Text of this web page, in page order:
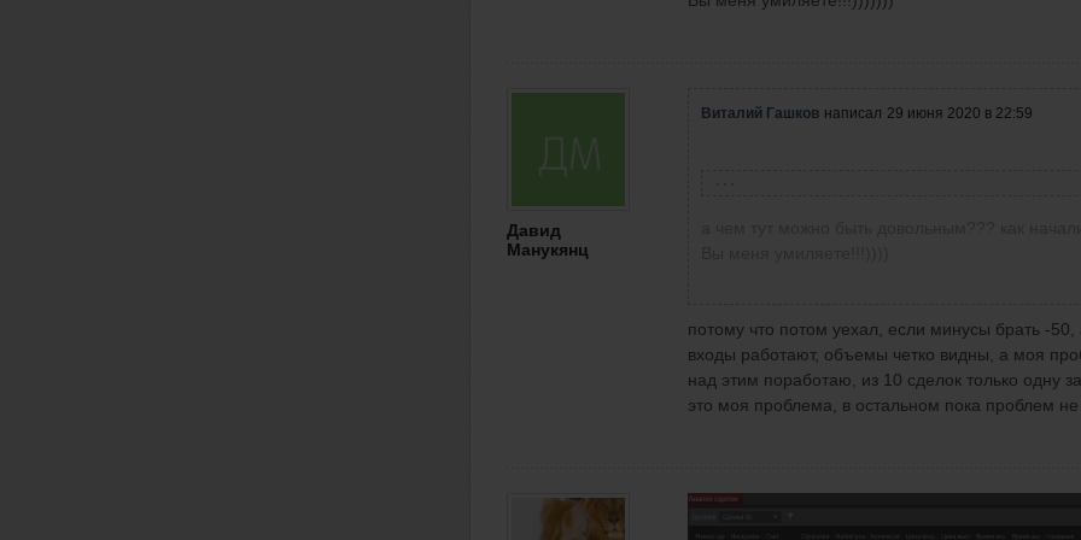
Давид
Манукянц
Виталий Гашков написал 29 июня 2020 в 22:59
ехать к врачу. Если в убыточных сделках
будет, есть еще потенциал сократить
меня не парят, главное когда убыток раньше
доволен.
потому что потом уехал, если минусы брать -50,
входы работают, объемы четко видны, а моя
над этим поработаю, из 10 сделок только одну
это моя проблема, в остальном пока проблем